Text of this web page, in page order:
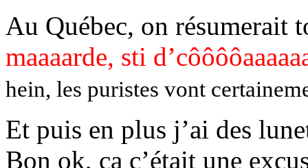
Au Québec, on résumerait
maaaarde, sti
hein, les puristes vont
Et puis en plus j’ai des
Bon ok, ça c’était une